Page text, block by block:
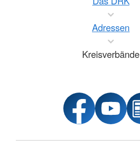
Adressen
Kreisverbände